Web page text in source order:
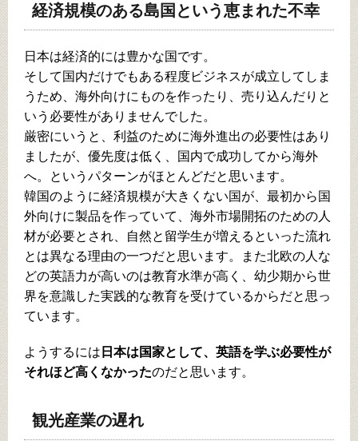
経済規模のある島国という恵まれた不幸
日本は経済的には豊かな国です。
そして国内だけでもある程度ビジネスが成立してしま
うため、海外向けにものを作ったり、売り込んだりと
いう必要性がありませんでした。
厳密にいうと、利益のために海外進出の必要性はあり
ましたが、優先度は低く、国内で成功してから海外
へ。というパターンがほとんどだと思います。
韓国のように経済規模が大きくない国が、最初から国
外向けに製品を作っていて、海外市場開拓のための人
材が必要とされ、自然と留学生が増えるといった流れ
とは異なる理由の一つだと思います。また北欧の人な
どの英語力が高いのは教育水準が高く、幼少期から世
界を意識した実践的な教育を受けているからだと思っ
ています。
ようするには 日本は国家として、英語を学ぶ必要性が
それほど高くなかったのだと思います。
観光産業の遅れ